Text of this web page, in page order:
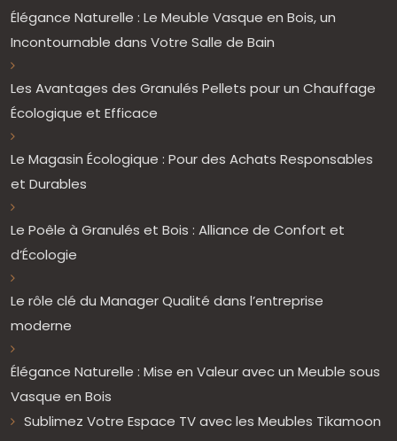
Élégance Naturelle : Le Meuble Vasque en Bois, un
Incontournable dans Votre Salle de Bain
Les Avantages des Granulés Pellets pour un Chauffage
Écologique et Efficace
Le Magasin Écologique : Pour des Achats Responsables
et Durables
Le Poêle à Granulés et Bois : Alliance de Confort et
d’Écologie
Le rôle clé du Manager Qualité dans l’entreprise
moderne
Élégance Naturelle : Mise en Valeur avec un Meuble sous
Vasque en Bois
Sublimez Votre Espace TV avec les Meubles Tikamoon